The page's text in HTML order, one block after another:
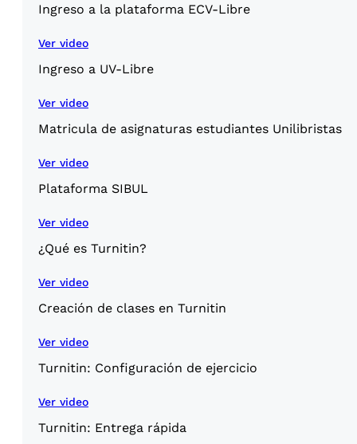
Ingreso a la plataforma ECV-Libre
Ver video
Ingreso a UV-Libre
Ver video
Matricula de asignaturas estudiantes Unilibristas
Ver video
Plataforma SIBUL
Ver video
¿Qué es Turnitin?
Ver video
Creación de clases en Turnitin
Ver video
Turnitin: Configuración de ejercicio
Ver video
Turnitin: Entrega rápida